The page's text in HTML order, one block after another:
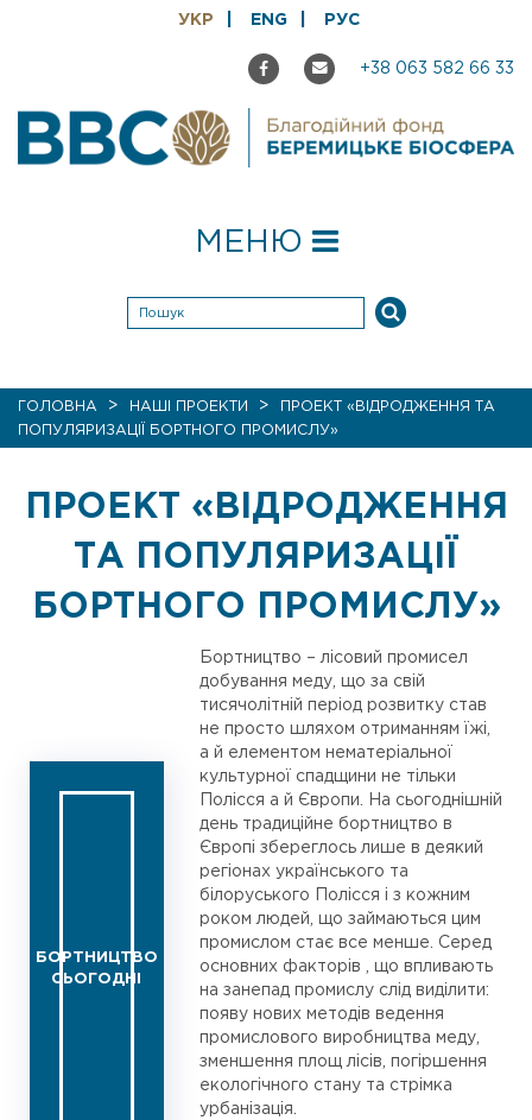
УКР ENG РУС
+38 063 582 66 33
МЕНЮ
ГОЛОВНА > НАШІ ПРОЕКТИ >
ПРОЕКТ «ВІДРОДЖЕННЯ ТА
ПОПУЛЯРИЗАЦІЇ БОРТНОГО ПРОМИСЛУ»
ПРОЕКТ «ВІДРОДЖЕННЯ
ТА ПОПУЛЯРИЗАЦІЇ
БОРТНОГО ПРОМИСЛУ»
БОРТНИЦТВО
СЬОГОДНІ
Бортництво – лісовий промисел
добування меду, що за свій
тисячолітній період розвитку став
не просто шляхом отриманням їжі,
а й елементом нематеріальної
культурної спадщини не тільки
Полісся а й Європи. На сьогоднішній
день традиційне бортництво в
Європі збереглось лише в деякий
регіонах українського та
білоруського Полісся і з кожним
роком людей, що займаються цим
промислом стає все менше. Серед
основних факторів , що впливають
на занепад промислу слід виділити:
появу нових методів ведення
промислового виробництва меду,
зменшення площ лісів, погіршення
екологічного стану та стрімка
урбанізація.